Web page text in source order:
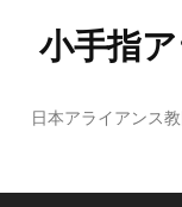
ス
小手指
日本アライアンス